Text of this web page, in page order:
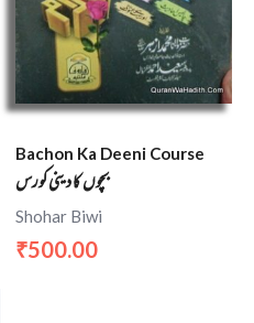
Bachon Ka Deeni Course
بچوں کا دینی کورس
Shohar Biwi
₹500.00